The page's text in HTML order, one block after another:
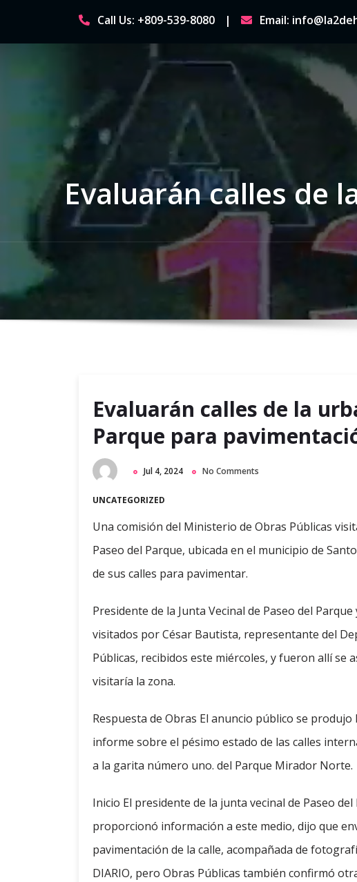
content
Call Us: +809-539-8080 Email:
Evaluarán calles de
Evaluarán calles de la
Parque para
Jul 4, 2024 No Comments
UNCATEGORIZED
Una comisión del Ministerio de Obras Públicas
Paseo del Parque, ubicada en el municipio de
de sus calles para pavimentar.
Presidente de la Junta Vecinal de Paseo del
visitados por César Bautista, representante del
Públicas, recibidos este miércoles, y fueron allí se
visitaría la zona.
Respuesta de Obras El anuncio público se
informe sobre el pésimo estado de las calles
a la garita número uno. del Parque Mirador Norte.
Inicio El presidente de la junta vecinal de Paseo
proporcionó información a este medio, dijo que
pavimentación de la calle, acompañada de
DIARIO, pero Obras Públicas también confirmó